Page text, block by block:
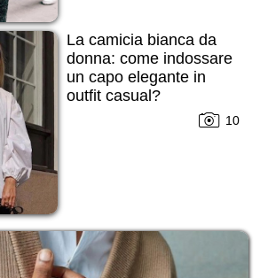
La camicia bianca da
donna: come indossare
un capo elegante in
outfit casual?
10